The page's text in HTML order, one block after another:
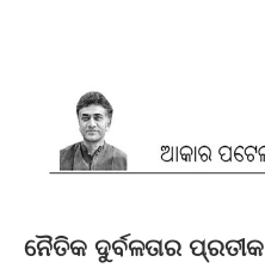
ନୈତିକ ଦୁର୍ବଳତାର ପ୍ରତୀକ